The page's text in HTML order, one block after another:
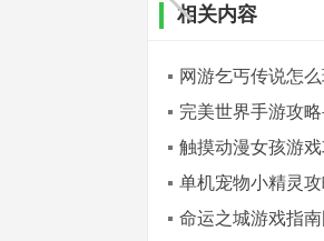
相关内容
网游乞丐传说怎
完美世界手游攻
触摸动漫女孩游
单机宠物小精灵
命运之城游戏指